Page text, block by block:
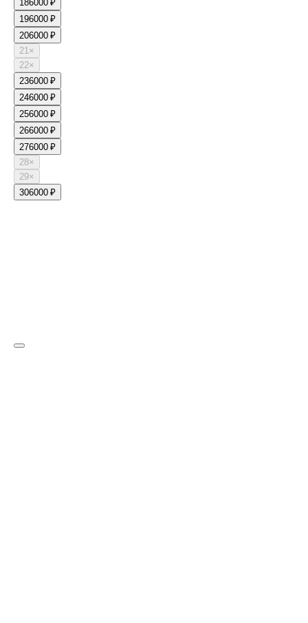
186000 ₽
196000 ₽
206000 ₽
21×
22×
236000 ₽
246000 ₽
256000 ₽
266000 ₽
276000 ₽
28×
29×
306000 ₽